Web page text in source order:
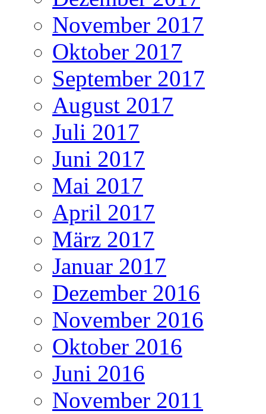
November 2017
Oktober 2017
September 2017
August 2017
Juli 2017
Juni 2017
Mai 2017
April 2017
März 2017
Januar 2017
Dezember 2016
November 2016
Oktober 2016
Juni 2016
November 2011